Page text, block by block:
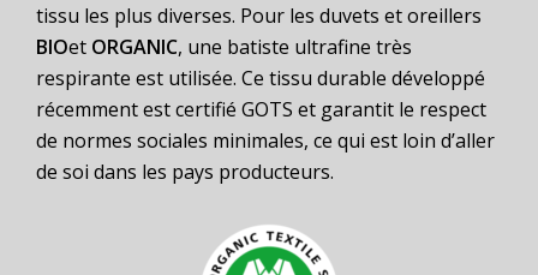
tissu les plus diverses. Pour les duvets et oreillers
BIOet ORGANIC, une batiste ultrafine très
respirante est utilisée. Ce tissu durable développé
récemment est certifié GOTS et garantit le respect
de normes sociales minimales, ce qui est loin d’aller
de soi dans les pays producteurs.